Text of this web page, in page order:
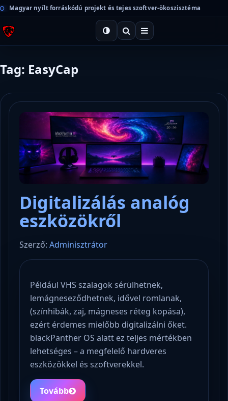
Magyar nyílt forráskódú projekt és tejes szoftver-ökoszisztéma
Tag: EasyCap
Digitalizálás analóg
eszközökről
Szerző: Adminisztrátor
Például VHS szalagok sérülhetnek,
lemágneseződhetnek, idővel romlanak,
(színhibák, zaj, mágneses réteg kopása),
ezért érdemes mielőbb digitalizálni őket.
blackPanther OS alatt ez teljes mértékben
lehetséges – a megfelelő hardveres
eszközökkel és szoftverekkel.
Tovább